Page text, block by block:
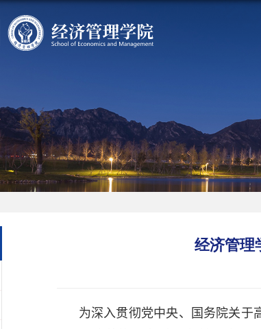
经济管理
为深入贯彻党中央、国务院关于